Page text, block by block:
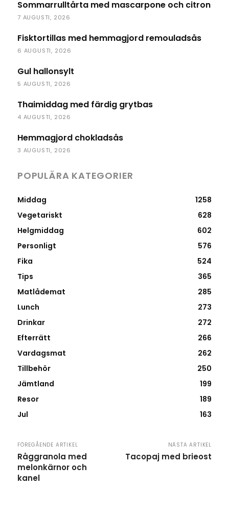
Sommarrulltårta med mascarpone och citron
7 AUGUSTI, 2026
Fisktortillas med hemmagjord remouladsås
6 AUGUSTI, 2026
Gul hallonsylt
5 AUGUSTI, 2026
Thaimiddag med färdig grytbas
4 AUGUSTI, 2026
Hemmagjord chokladsås
3 AUGUSTI, 2026
POPULÄRA KATEGORIER
Middag
1258
Vegetariskt
628
Helgmiddag
602
Personligt
576
Fika
524
Tips
365
Matlådemat
285
Lunch
273
Drinkar
272
Efterrätt
266
Vardagsmat
262
Tillbehör
250
Jämtland
199
Resor
189
Jul
163
FÖREGÅENDE ARTIKEL
Råggranola med
melonkärnor och
kanel
NÄSTA ARTIKEL
Tacopaj med brieost